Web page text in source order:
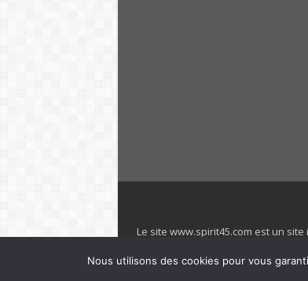
Le site www.spirit45.com est un
villages. Club Med est une marque
Nous utilisons des cookies pour vous